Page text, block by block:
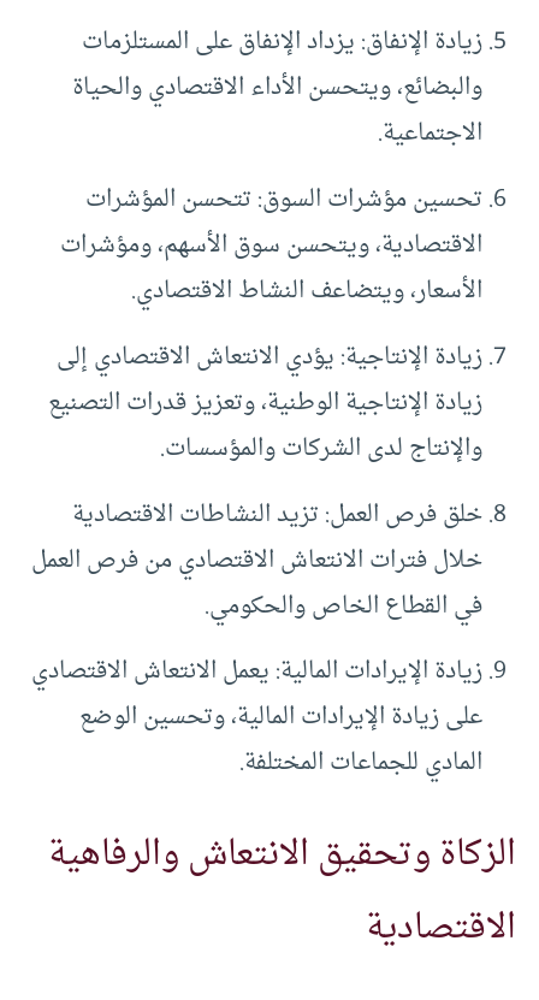
زيادة الإنفاق: يزداد الإنفاق على المستلزمات
والبضائع، ويتحسن الأداء الاقتصادي والحياة
الاجتماعية.
تحسين مؤشرات السوق: تتحسن المؤشرات
الاقتصادية، ويتحسن سوق الأسهم، ومؤشرات
الأسعار، ويتضاعف النشاط الاقتصادي.
زيادة الإنتاجية: يؤدي الانتعاش الاقتصادي إلى
زيادة الإنتاجية الوطنية، وتعزيز قدرات التصنيع
والإنتاج لدى الشركات والمؤسسات.
خلق فرص العمل: تزيد النشاطات الاقتصادية
خلال فترات الانتعاش الاقتصادي من فرص العمل
في القطاع الخاص والحكومي.
زيادة الإيرادات المالية: يعمل الانتعاش الاقتصادي
على زيادة الإيرادات المالية، وتحسين الوضع
المادي للجماعات المختلفة.
الزكاة وتحقيق الانتعاش والرفاهية
الاقتصادية